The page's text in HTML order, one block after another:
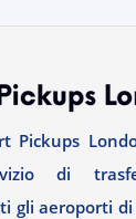
Pickups
di
gli aeroporti di